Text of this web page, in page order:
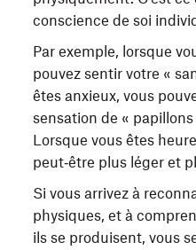
conscience de soi
Par exemple, lorsque
pouvez sentir votre «
êtes anxieux, vous
sensation de «
Lorsque vous êtes
peut‑être plus léger et
Si vous arrivez à
physiques, et à
ils se produisent, vous